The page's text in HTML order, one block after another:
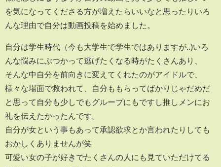
を気になってくださる方が増えたらいいなと思ったりいろ
んな理由で自分は動画投稿を始めました。
自分は学生時代（今も大学生で学生ではありますが..)いろ
んな悩みにぶつかって逃げたくなる時がたくさんあり、
そんな中自分を前向きに変えてくれたのがアイドルで、
様々な場面で救われて、自分ももらってばかりじゃだめだ
と思って自分も少しでもグループにもですし推しメンにお
礼を伝えたかったんです。
自分が女という事もあって承認欲求とか言われたりしても
おかしくありませんが笑
可愛い女の子が好きでたくさんの人にも見ていただけてる